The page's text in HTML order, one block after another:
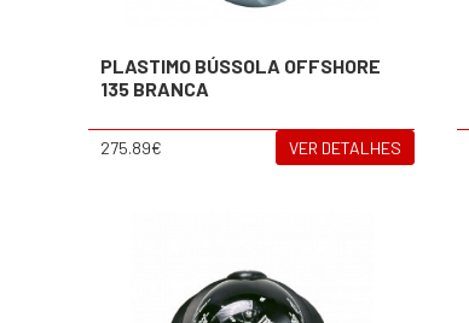
PLASTIMO BÚSSOLA OFFSHORE
135 BRANCA
275.89€ VER DETALHES